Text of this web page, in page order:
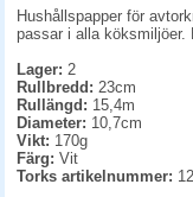
Hushållspapper för
passar i alla köksmiljöer.
Lager: 2
Rullbredd: 23cm
Rullängd: 15,4m
Diameter: 10,7cm
Vikt: 170g
Färg: Vit
Torks artikelnummer: